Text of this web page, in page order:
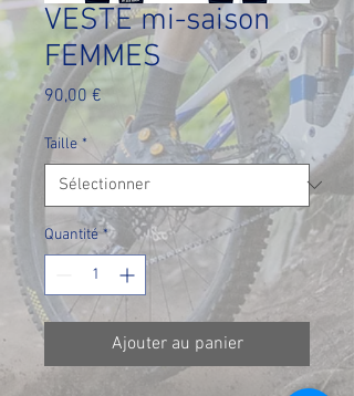
VESTE mi-saison
FEMMES
90,00 €
Taille *
Quantité *
Ajouter au panier